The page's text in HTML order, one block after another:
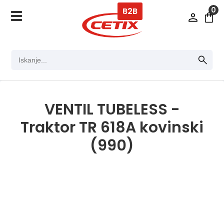
0
B2B
VENTIL TUBELESS -
Traktor TR 618A kovinski
(990)